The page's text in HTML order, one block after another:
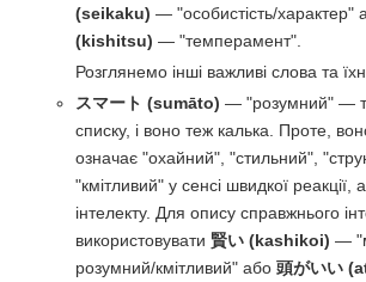
(seikaku) — "особистість/характер"
(kishitsu) — "темперамент".
Розглянемо інші важливі слова та
スマート (sumāto) — "розумний" —
списку, і воно теж калька. Проте,
означає "охайний", "стильний",
"кмітливий" у сенсі швидкої реакції,
інтелекту. Для опису справжнього
використовувати 賢い (kashikoi) —
розумний/кмітливий" або 頭がいい